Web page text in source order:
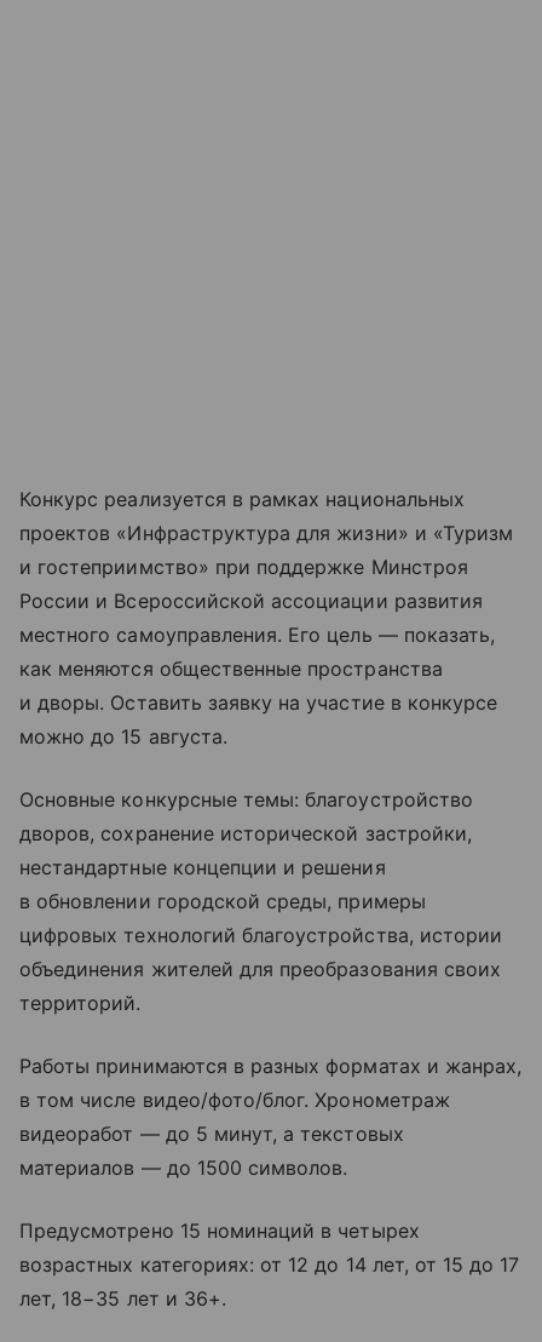
Конкурс реализуется в рамках национальных
проектов «Инфраструктура для жизни» и «Туризм
и гостеприимство» при поддержке Минстроя
России и Всероссийской ассоциации развития
местного самоуправления. Его цель — показать,
как меняются общественные пространства
и дворы. Оставить заявку на участие в конкурсе
можно до 15 августа.
Основные конкурсные темы: благоустройство
дворов, сохранение исторической застройки,
нестандартные концепции и решения
в обновлении городской среды, примеры
цифровых технологий благоустройства, истории
объединения жителей для преобразования своих
территорий.
Работы принимаются в разных форматах и жанрах,
в том числе видео/фото/блог. Хронометраж
видеоработ — до 5 минут, а текстовых
материалов — до 1500 символов.
Предусмотрено 15 номинаций в четырех
возрастных категориях: от 12 до 14 лет, от 15 до 17
лет, 18−35 лет и 36+.